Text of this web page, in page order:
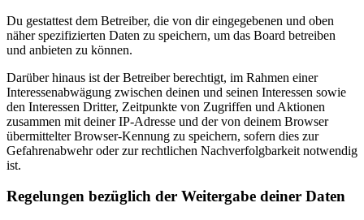
Du gestattest dem Betreiber, die von dir eingegebenen und oben
näher spezifizierten Daten zu speichern, um das Board betreiben
und anbieten zu können.
Darüber hinaus ist der Betreiber berechtigt, im Rahmen einer
Interessenabwägung zwischen deinen und seinen Interessen sowie
den Interessen Dritter, Zeitpunkte von Zugriffen und Aktionen
zusammen mit deiner IP-Adresse und der von deinem Browser
übermittelter Browser-Kennung zu speichern, sofern dies zur
Gefahrenabwehr oder zur rechtlichen Nachverfolgbarkeit notwendig
ist.
Regelungen bezüglich der Weitergabe deiner Daten